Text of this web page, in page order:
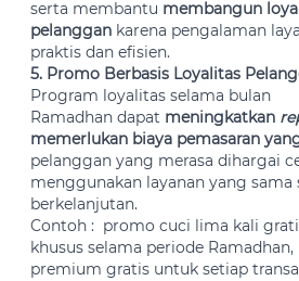
serta membantu membangun
pelanggan karena pengalaman
praktis dan efisien.
5. Promo Berbasis Loyalitas
Program loyalitas selama bulan
Ramadhan dapat meningkatkan
memerlukan biaya pemasaran
pelanggan yang merasa dihargai
menggunakan layanan yang sama
berkelanjutan.
Contoh : promo cuci lima kali
khusus selama periode
premium gratis untuk setiap